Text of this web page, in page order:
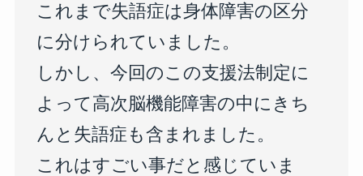
これまで失語症は身体障害の区分
に分けられていました。
しかし、今回のこの支援法制定に
よって高次脳機能障害の中にきち
んと失語症も含まれました。
これはすごい事だと感じていま